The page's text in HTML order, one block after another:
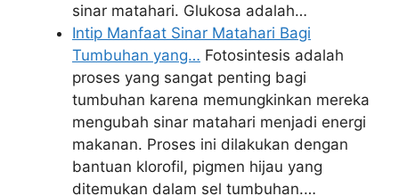
sinar matahari. Glukosa adalah…
Intip Manfaat Sinar Matahari Bagi
Tumbuhan yang… Fotosintesis adalah
proses yang sangat penting bagi
tumbuhan karena memungkinkan mereka
mengubah sinar matahari menjadi energi
makanan. Proses ini dilakukan dengan
bantuan klorofil, pigmen hijau yang
ditemukan dalam sel tumbuhan.…